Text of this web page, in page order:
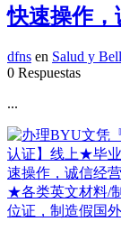
快速操作，
dfns en Salud y
0 Respuestas
...